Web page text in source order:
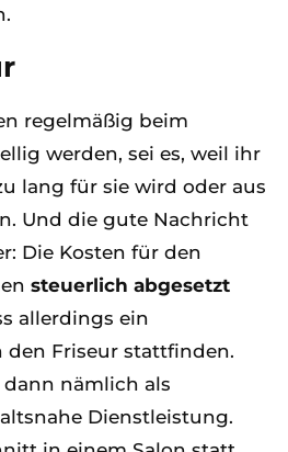
regelmäßig beim
werden, sei es, weil ihr
lang für sie wird oder aus
Und die gute Nachricht
Die Kosten für den
steuerlich abgesetzt
allerdings ein
den Friseur stattfinden.
nämlich als
Dienstleistung.